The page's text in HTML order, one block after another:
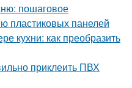
пошаговое
пластиковых панелей
кухни: как преобразить
приклеить ПВХ